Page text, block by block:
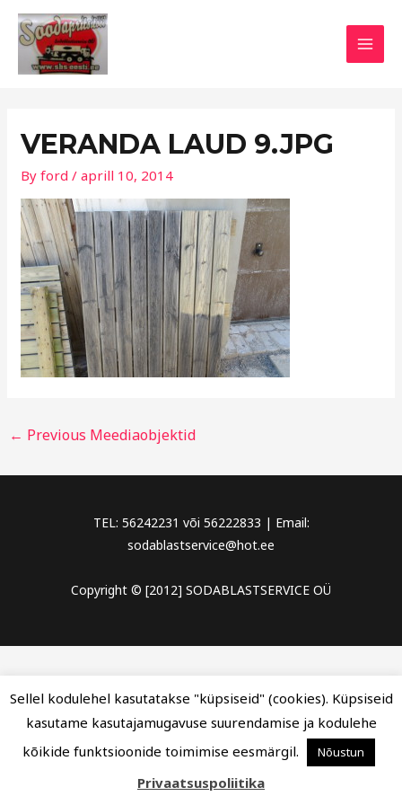
Skip
content
VERANDA LAUD 9.JPG
Byford/aprill 10, 2014
Post
navigation
← Previous Meediaobjektid
TEL: 56242231 või 56222833 | Email:
sodablastservice@hot.ee
Copyright © [2012] SODABLASTSERVICE OÜ
Sellel kodulehel kasutatakse "küpsiseid" (cookies). Küpsiseid
kasutame kasutajamugavuse suurendamise ja kodulehe
kõikide funktsioonide toimimise eesmärgil.
Nõustun
Privaatsuspoliitika